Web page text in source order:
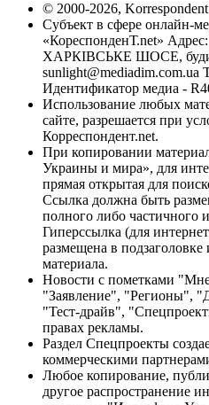
© 2000-2026,
Субъект в сфере онлайн-
«КореспонденТ.net»
ХАРКІВСЬКЕ ШОСЕ,
sunlight@mediadim.com.ua
Идентификатор медиа -
Использование любых
сайте, разрешается при
Корреспондент.net.
При копировании
Украины и мира», для
прямая открытая для
Ссылка должна быть
полного либо частичного
Гиперссылка (для
размещена в
материала.
Новости с пометками
"Заявление", "Регионы",
"Тест-драйв",
правах рекламы.
Раздел Спецпроекты
коммерческими
Любое копирование,
другое распространение